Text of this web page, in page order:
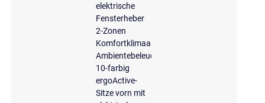
elektrische
Fensterheber
2-Zonen
Komfortklimaautomatik
Ambientebeleuchtung
10-farbig
ergoActive-
Sitze vorn mit